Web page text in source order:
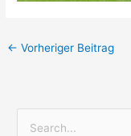
← Vorheriger Beitrag